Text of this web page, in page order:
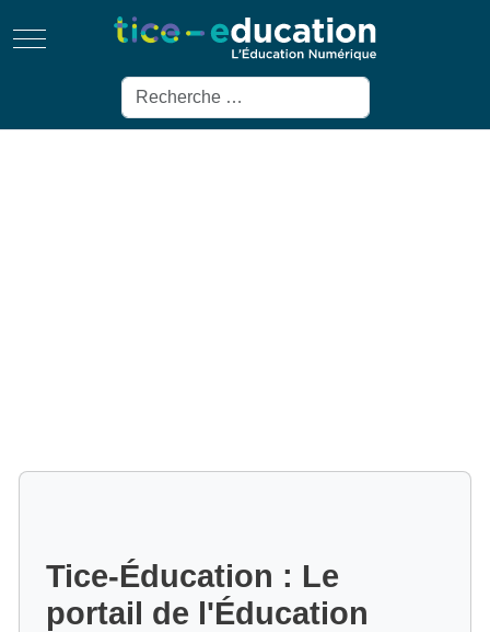
Mobile Menu Toggle
Rechercher
Tice-Éducation : Le
portail de l'Éducation